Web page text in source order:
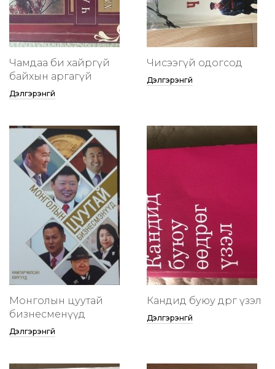
Чамдаа би хайргүй
байхын аргагүй
Дэлгэрэнгүй
Чисээгүй одогсод
Дэлгэрэнгүй
Монголын цуутай
бизнесменүүд
Дэлгэрэнгүй
Кандид буюу өөдрөг үзэл
Дэлгэрэнгүй